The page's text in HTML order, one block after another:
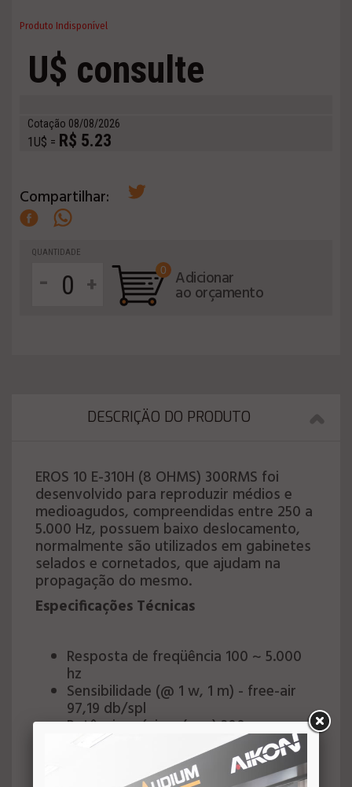
Produto Indisponível
U$ consulte
Cotação 08/08/2026
1U$ = R$ 5.23
Compartilhar:
QUANTIDADE
- +
0 Adicionar
ao orçamento
DESCRIÇÄO DO PRODUTO
EROS 10 E-310H (8 OHMS) 300RMS foi
desenvolvido para reproduzir médios e
medioagudos, compreendidas entre 250 a
5.000 Hz, possuem baixo deslocamento,
normalmente são utilizados em gabinetes
selados e cornetados, que ajudam na
propagação do mesmo.
Especificações Técnicas
Resposta de freqüência 100 ~ 5.000
hz
Sensibilidade (@ 1 w, 1 m) - free-air
97,19 db/spl
Potência máxima (rms) 300 w
Potência musical 600 w
Impedância nominal 8
Resistência, re 5,2 /vcc